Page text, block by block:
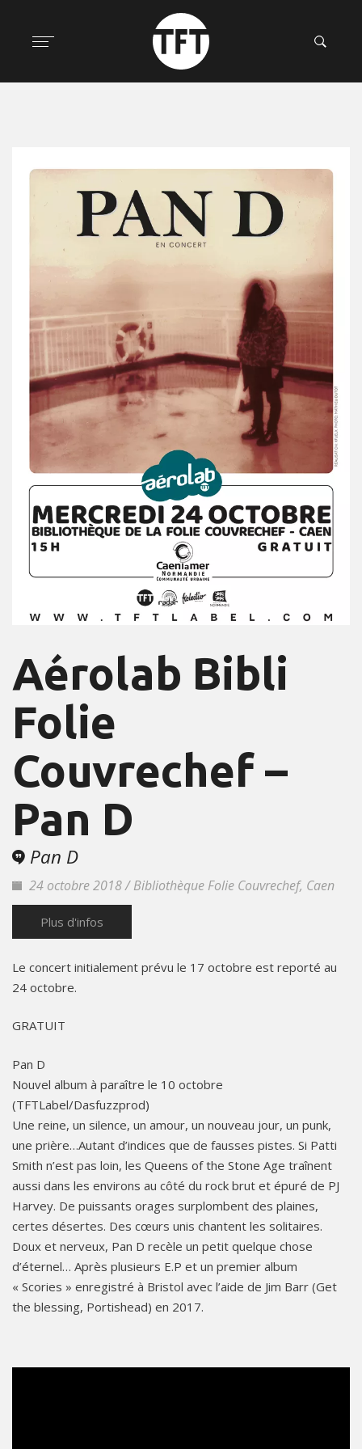
Aérolab Bibli
Folie
Couvrechef –
Pan D
Pan D
24 octobre 2018 / Bibliothèque Folie Couvrechef, Caen
Plus d'infos
Le concert initialement prévu le 17 octobre est reporté au
24 octobre.
GRATUIT
Pan D
Nouvel album à paraître le 10 octobre
(TFTLabel/Dasfuzzprod)
Une reine, un silence, un amour, un nouveau jour, un punk,
une prière…Autant d’indices que de fausses pistes. Si Patti
Smith n’est pas loin, les Queens of the Stone Age traînent
aussi dans les environs au côté du rock brut et épuré de PJ
Harvey. De puissants orages surplombent des plaines,
certes désertes. Des cœurs unis chantent les solitaires.
Doux et nerveux, Pan D recèle un petit quelque chose
d’éternel… Après plusieurs E.P et un premier album
« Scories » enregistré à Bristol avec l’aide de Jim Barr (Get
the blessing, Portishead) en 2017.